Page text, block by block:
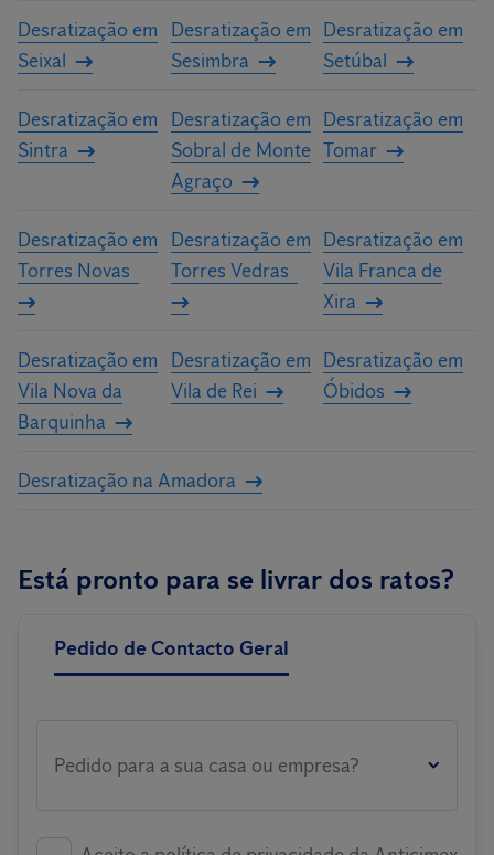
Desratização em
Seixal
Desratização em
Sesimbra
Desratização em
Setúbal
Desratização em
Sintra
Desratização em
Sobral de Monte
Agraço
Desratização em
Tomar
Desratização em
Torres Novas
Desratização em
Torres Vedras
Desratização em
Vila Franca de
Xira
Desratização em
Vila Nova da
Barquinha
Desratização em
Vila de Rei
Desratização em
Óbidos
Desratização na Amadora
Está pronto para se livrar dos ratos?
Pedido de Contacto Geral
Pedido para a sua casa ou empresa?